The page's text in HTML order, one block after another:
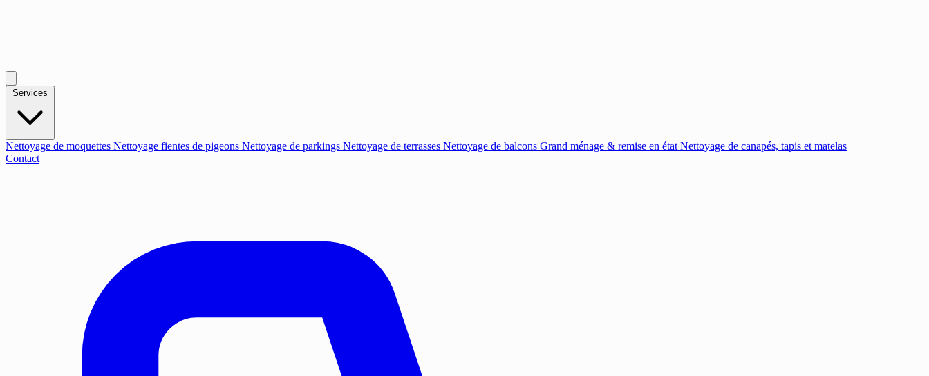
Nettoyage de moquettes Nettoyage fientes de pigeons Nettoyage de parkings Nettoyage de terrasses Nettoyage de balcons Grand ménage & remise en état Nettoyage de canapés, tapis et matelas
Contact